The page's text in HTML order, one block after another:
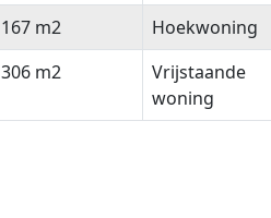
167 m2 Hoekwoning
306 m2
Vrijstaande
woning